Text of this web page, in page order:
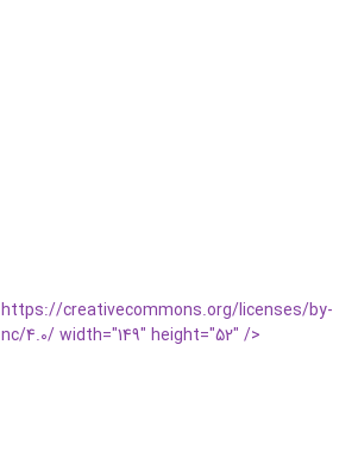
https://creativecommons.org/licenses/by-
nc/4.0/ width="149" height="52" />